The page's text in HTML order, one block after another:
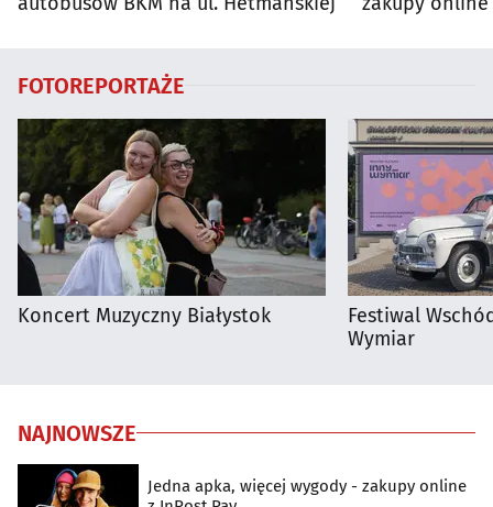
FOTOREPORTAŻE
Koncert Muzyczny Białystok
Festiwal
Wymiar
NAJNOWSZE
Jedna apka, więcej wygody - zakupy online